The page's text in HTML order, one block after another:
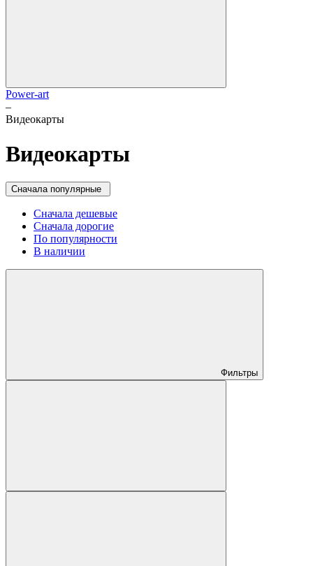
Power-art
–
Видеокарты
Видеокарты
Cначала популярные
Сначала дешевые
Сначала дорогие
По популярности
В наличии
Фильтры